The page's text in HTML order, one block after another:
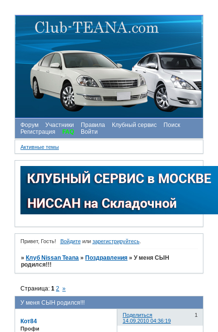
Форум Участники Правила Клубный сервис
Поиск
Регистрация
FAQ Войти
Активные темы
Привет, Гость! Войдитеили зарегистрируйтесь.
» Клуб Nissan Teana » Поздравления »У меня СЫН
родился!!!
У меня СЫН родился!!!
Страница:1 2 »
Поделиться
1
14.09.2010 04:36:19
Кот84
Профи